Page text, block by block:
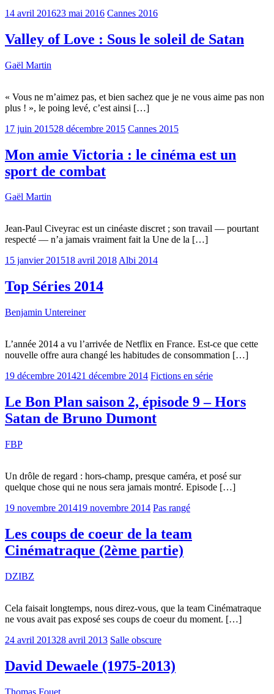
14 avril 201623 mai 2016 Cannes 2016
Valley of Love : Sous le soleil de Satan
Gaël Martin
« Vous ne m’aimez pas, et bien sachez que je ne vous aime pas non
plus ! », le poing levé, c’est ainsi […]
17 juin 201528 décembre 2015 Cannes 2015
Mon amie Victoria : le cinéma est un
sport de combat
Gaël Martin
Jean-Paul Civeyrac est un cinéaste discret ; son travail — pourtant
respecté — n’a jamais vraiment fait la Une de la […]
15 janvier 201518 avril 2018Albi 2014
Top Séries 2014
Benjamin Untereiner
L’année 2014 a vu l’arrivée de Netflix en France. Est-ce que cette
nouvelle offre aura changé les habitudes de consommation […]
19 décembre 201421 décembre 2014 Fictions en série
Le Bon Plan saison 2, épisode 9 – Hors
Satan de Bruno Dumont
FBP
Un drôle de regard : hors-champ, presque caméra, et posé sur
quelque chose qui ne nous sera jamais montré. Episode […]
19 novembre 201419 novembre 2014 Pas rangé
Les coups de coeur de la team
Cinématraque (2ème partie)
DZIBZ
Cela faisait longtemps, nous direz-vous, que la team Cinématraque
ne vous avait pas exposé ses coups de coeur du moment. […]
24 avril 201328 avril 2013 Salle obscure
David Dewaele (1975-2013)
Thomas Fouet